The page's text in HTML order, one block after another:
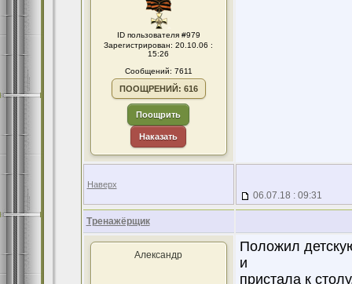
ID пользователя #979
Зарегистрирован: 20.10.06 :
15:26
Сообщений: 7611
ПООЩРЕНИЙ: 616
Поощрить
Наказать
Наверх
06.07.18 : 09:31
Тренажёрщик
Александр
Положил
и
пристала к